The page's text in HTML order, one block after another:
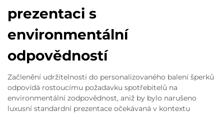
prezentaci s
environmentální
odpovědností
Začlenění udržitelnosti do personalizovaného balení šperků
odpovídá rostoucímu požadavku spotřebitelů na
environmentální zodpovědnost, aniž by bylo narušeno
luxusní standardní prezentace očekávaná v kontextu